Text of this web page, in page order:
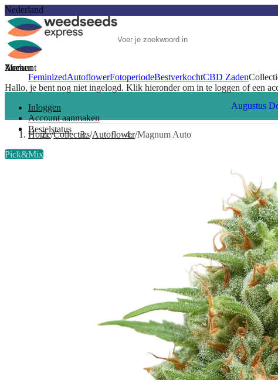
Nederland
Account
Hallo, je bent nog niet ingelogd. Klik hieronder om in te loggen of een
Inloggen
Account aanmaken
Bestelstatus
Menu
Zoeken
FeminizedAutoflowerFotoperiodeBestverkochtCBD Zaden
Augustus
Home Collecties Autoflower Magnum Auto
Pick&Mix